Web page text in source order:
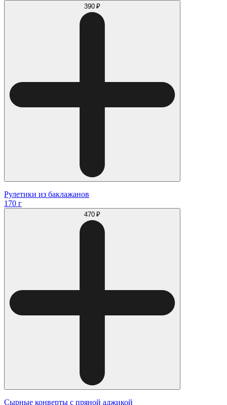
390 ₽
Рулетики из баклажанов
170 г
470 ₽
Сырные конверты с пряной аджикой